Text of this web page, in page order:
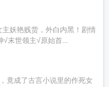
妖艳贱货，外白内黑！剧情
√末世领主√原始首...
竟成了古言小说里的作死女